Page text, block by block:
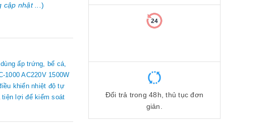
cập nhật ... )
ấp trứng, bể cá,
1000 AC220V 1500W
khiển nhiệt độ tự
lợi để kiểm soát
Đổi trả trong 48h, thủ tục đơn
giản.